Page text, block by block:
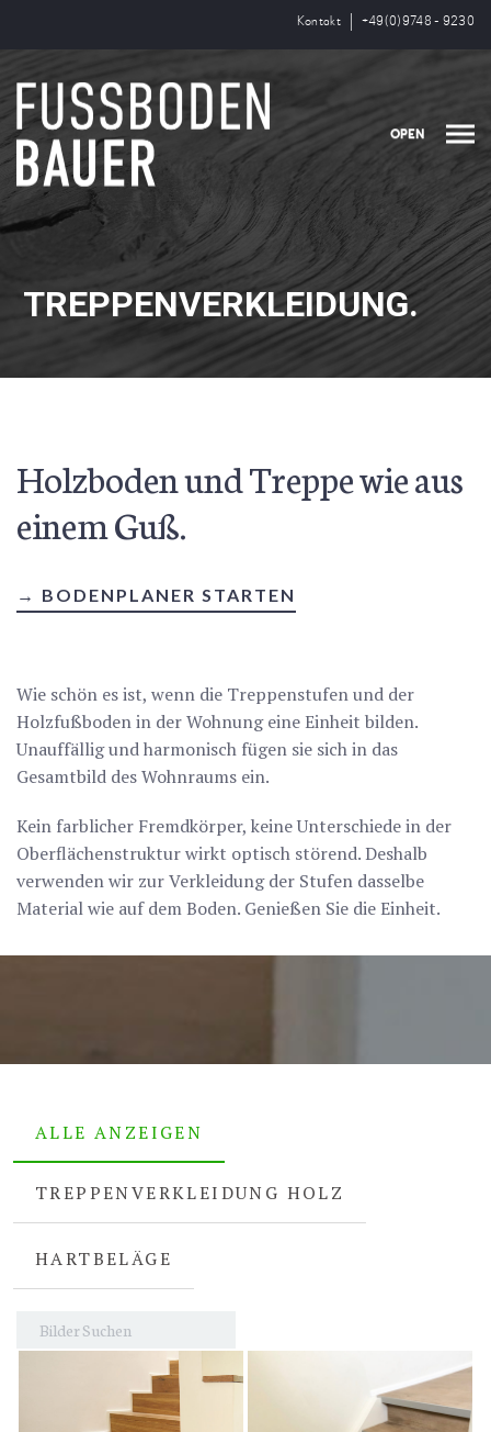
Kontakt +49(0)9748 - 9230
OPEN
TREPPENVERKLEIDUNG.
Holzboden und Treppe wie aus
einem Guß.
→ BODENPLANER STARTEN
Wie schön es ist, wenn die Treppenstufen und der
Holzfußboden in der Wohnung eine Einheit bilden.
Unauffällig und harmonisch fügen sie sich in das
Gesamtbild des Wohnraums ein.
Kein farblicher Fremdkörper, keine Unterschiede in der
Oberflächenstruktur wirkt optisch störend. Deshalb
verwenden wir zur Verkleidung der Stufen dasselbe
Material wie auf dem Boden. Genießen Sie die Einheit.
ALLE ANZEIGEN
TREPPENVERKLEIDUNG HOLZ
HARTBELÄGE